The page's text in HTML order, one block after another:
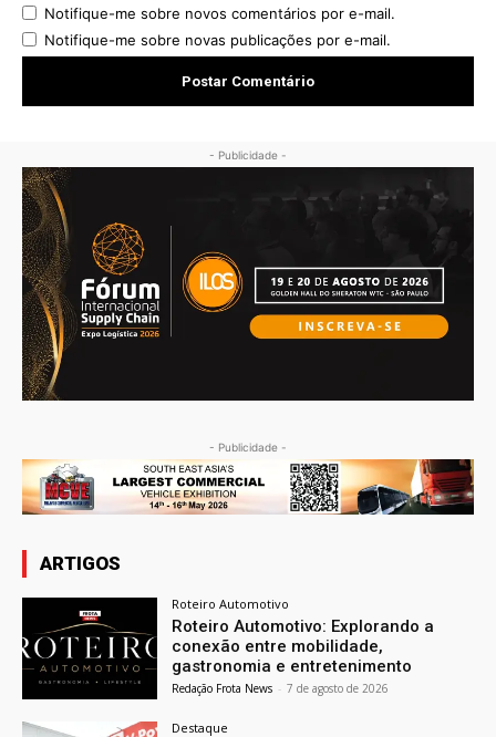
Notifique-me sobre novos comentários por e-mail.
Notifique-me sobre novas publicações por e-mail.
- Publicidade -
- Publicidade -
ARTIGOS
Roteiro Automotivo
Roteiro Automotivo: Explorando a
conexão entre mobilidade,
gastronomia e entretenimento
Redação Frota News - 7 de agosto de 2026
Destaque